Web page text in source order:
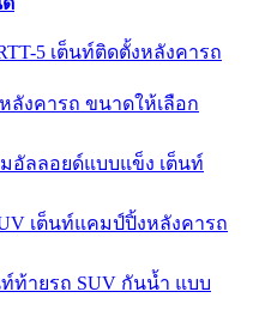
5 เต็นท์ติดตั้งหลังคารถ
หลังคารถ ขนาดให้เลือก
มอัลลอยด์แบบแข็ง เต็นท์
เต็นท์แคมป์ปิ้งหลังคารถ
ท้ายรถ SUV กันน้ำ แบบ